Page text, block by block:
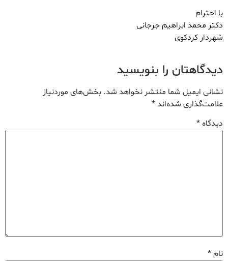
با احترام
دکتر محمد ابراهیم جرجانی
شهردار کردکوی
دیدگاهتان را بنویسید
نشانی ایمیل شما منتشر نخواهد شد. بخش‌های موردنیاز
علامت‌گذاری شده‌اند*
دیدگاه*
نام*